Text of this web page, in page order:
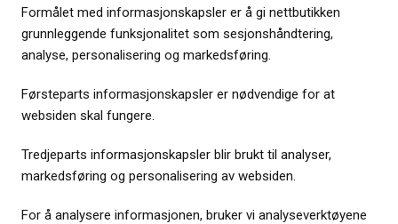
Formålet med informasjonskapsler er å gi nettbutikken
grunnleggende funksjonalitet som sesjonshåndtering,
analyse, personalisering og markedsføring.
Førsteparts informasjonskapsler er nødvendige for at
websiden skal fungere.
Tredjeparts informasjonskapsler blir brukt til analyser,
markedsføring og personalisering av websiden.
For å analysere informasjonen, bruker vi analyseverktøyene